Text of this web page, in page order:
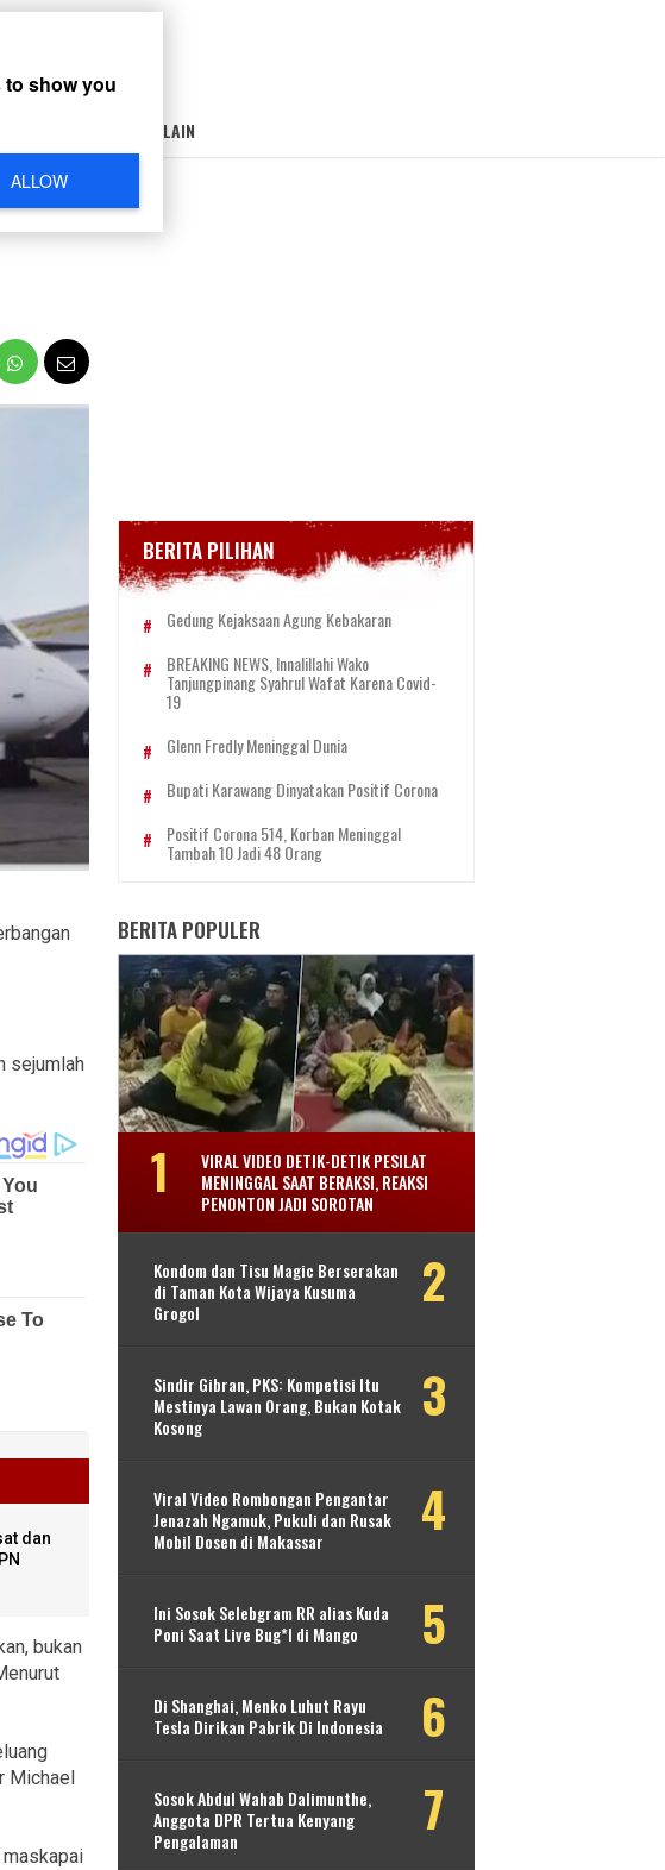
LAIN-LAIN
sejumlah
dan
bukan
Michael
BERITA PILIHAN
Gedung Kejaksaan Agung Kebakaran
BREAKING NEWS, Innalillahi Wako
Tanjungpinang Syahrul Wafat Karena Covid-
19
Glenn Fredly Meninggal Dunia
Bupati Karawang Dinyatakan Positif Corona
Positif Corona 514, Korban Meninggal
Tambah 10 Jadi 48 Orang
BERITA POPULER
VIRAL VIDEO DETIK-DETIK PESILAT
MENINGGAL SAAT BERAKSI, REAKSI
PENONTON JADI SOROTAN
Kondom dan Tisu Magic Berserakan
di Taman Kota Wijaya Kusuma
Grogol
Sindir Gibran, PKS: Kompetisi Itu
Mestinya Lawan Orang, Bukan Kotak
Kosong
Viral Video Rombongan Pengantar
Jenazah Ngamuk, Pukuli dan Rusak
Mobil Dosen di Makassar
Ini Sosok Selebgram RR alias Kuda
Poni Saat Live Bug*l di Mango
Di Shanghai, Menko Luhut Rayu
Tesla Dirikan Pabrik Di Indonesia
Sosok Abdul Wahab Dalimunthe,
Anggota DPR Tertua Kenyang
Pengalaman
show you
ALLOW